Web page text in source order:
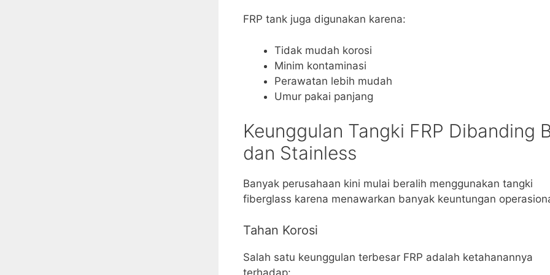
FRP tank juga digunakan karena:
Tidak mudah korosi
Minim kontaminasi
Perawatan lebih mudah
Umur pakai panjang
Keunggulan Tangki FRP Dibanding
dan Stainless
Banyak perusahaan kini mulai beralih menggunakan tangki
fiberglass karena menawarkan banyak keuntungan
Tahan Korosi
Salah satu keunggulan terbesar FRP adalah ketahanannya
terhadap: